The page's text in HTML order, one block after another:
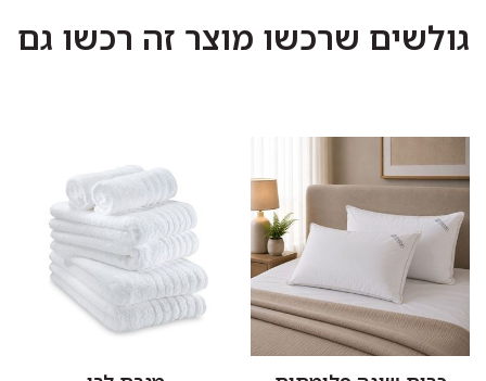
גולשים שרכשו מוצר זה רכשו גם